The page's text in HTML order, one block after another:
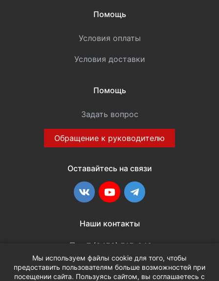
Мы используем файлы cookie для того, чтобы
предоставить пользователям больше возможностей при
посещении сайта. Пользуясь сайтом, вы соглашаетесь с
Помощь
Условия оплаты
Условия доставки
Помощь
Задать вопрос
Обращение к руководителю
Оставайтесь на связи
ВКонтакте
YouTubeTelegram
Наши контакты
+7 (3452) 515-048
info@terria.ru